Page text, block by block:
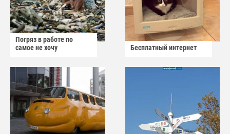
Погряз в работе по
самое не хочу
Бесплатный интернет